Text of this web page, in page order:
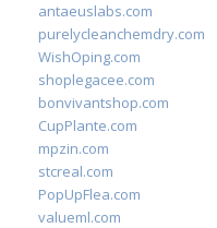
antaeuslabs.com
purelycleanchemdry.com
WishOping.com
shoplegacee.com
bonvivantshop.com
CupPlante.com
mpzin.com
stcreal.com
PopUpFlea.com
valueml.com